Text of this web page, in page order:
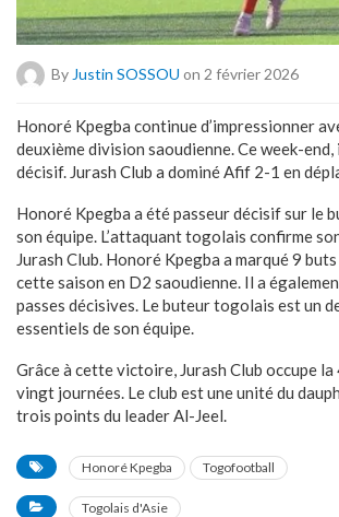
By Justin SOSSOU on 2 février 2026
Honoré Kpegba continue d’impressionner
deuxième division saoudienne. Ce week-
décisif. Jurash Club a dominé Afif 2-1 en
Honoré Kpegba a été passeur décisif sur le
son équipe. L’attaquant togolais confirme
Jurash Club. Honoré Kpegba a marqué 9
cette saison en D2 saoudienne. Il a
passes décisives. Le buteur togolais est un
essentiels de son équipe.
Grâce à cette victoire, Jurash Club occupe la
vingt journées. Le club est une unité du
trois points du leader Al-Jeel.
Honoré Kpegba Togofootball
Togolais d'Asie